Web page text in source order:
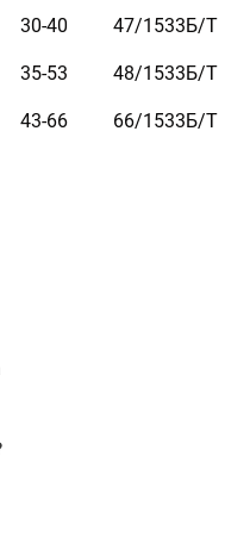
поэтому со временем
ряда
и не боится воды. Он
30-40 47/1533Б/Т
35-53 48/1533Б/Т
43-66 66/1533Б/Т